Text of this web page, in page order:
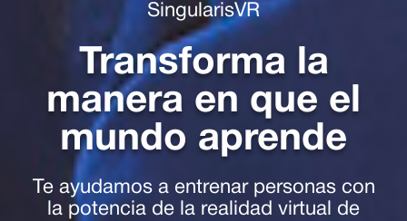
SingularisVR
Transforma la
manera en que el
mundo aprende
Te ayudamos a entrenar personas con
la potencia de la realidad virtual de